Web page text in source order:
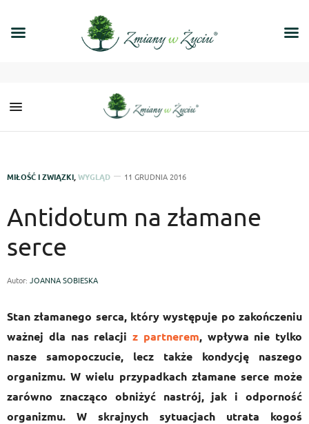
MIŁOŚĆ I ZWIĄZKI WYGLĄD 11 GRUDNIA 2016
Antidotum na złamane
serce
Autor: JOANNA SOBIESKA
Stan złamanego serca, który występuje po zakończeniu
ważnej dla nas relacji z partnerem, wpływa nie tylko
nasze samopoczucie, lecz także kondycję naszego
organizmu. W wielu przypadkach złamane serce może
zarówno znacząco obniżyć nastrój, jak i odporność
organizmu. W skrajnych sytuacjach utrata kogoś